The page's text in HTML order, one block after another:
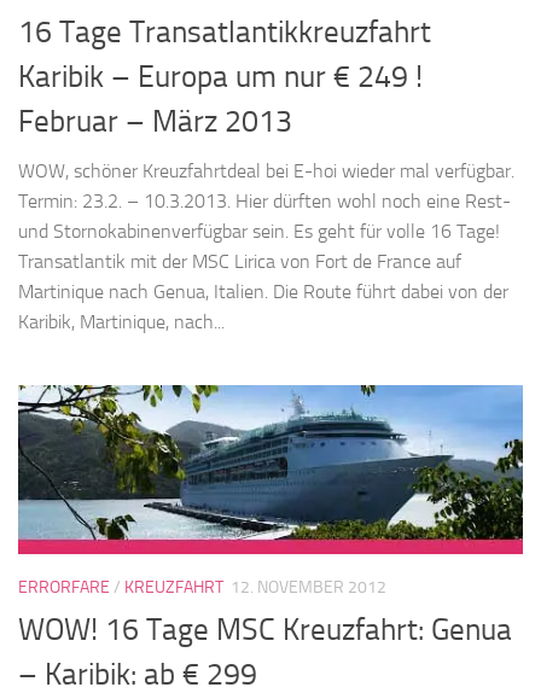
16 Tage Transatlantikkreuzfahrt
Karibik – Europa um nur € 249 !
Februar – März 2013
WOW, schöner Kreuzfahrtdeal bei E-hoi wieder mal verfügbar.
Termin: 23.2. – 10.3.2013. Hier dürften wohl noch eine Rest-
und Stornokabinenverfügbar sein. Es geht für volle 16 Tage!
Transatlantik mit der MSC Lirica von Fort de France auf
Martinique nach Genua, Italien. Die Route führt dabei von der
Karibik, Martinique, nach...
ERRORFARE / KREUZFAHRT 12. NOVEMBER 2012
WOW! 16 Tage MSC Kreuzfahrt: Genua
– Karibik: ab € 299